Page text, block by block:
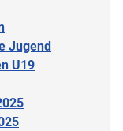
Jugend
U19